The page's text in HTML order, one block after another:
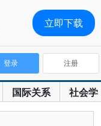
国际关系 社会学
登录 注册
立即下载